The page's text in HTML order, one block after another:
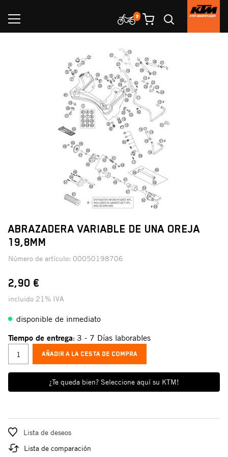
ABRAZADERA VARIABLE DE UNA OREJA
19,8MM
Número de artículo: 00050198706
2,90 €
incluido 21% IVA
disponible de inmediato
Tiempo de entrega: 3 - 7 Días laborables
¿Te queda bien? Seleccione aquí su KTM!
AÑADIR A LA CESTA DE COMPRA
Lista de deseos
Lista de comparación